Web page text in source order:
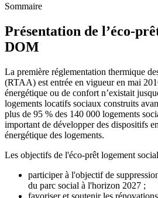
Sommaire
Présentation de l’éco-
DOM
La première réglementation thermique
(RTAA) est entrée en vigueur en mai
énergétique ou de confort n’existait
logements locatifs sociaux construits
plus de 95 % des 140 000 logements
important de développer des dispositifs
énergétique des logements.
Les objectifs de l'éco-prêt logement
participer à l'objectif de
du parc social à l'horizon 2027 ;
favoriser et soutenir les